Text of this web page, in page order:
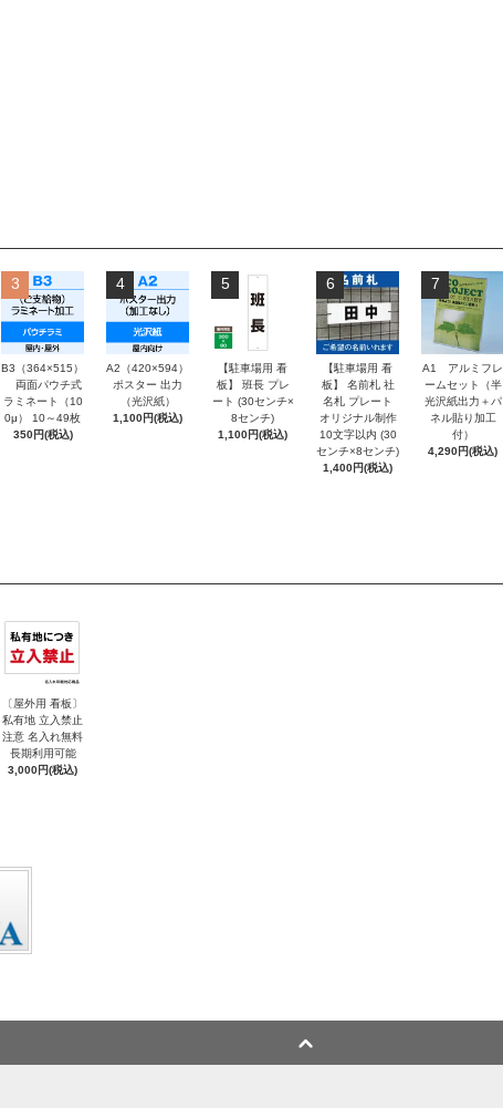
3
B3（364×515）
両面パウチ式
ラミネート（10
0μ） 10～49枚
350円(税込)
4
A2（420×594）
ポスター 出力
（光沢紙）
1,100円(税込)
5
【駐車場用 看
板】 班長 プレ
ート (30センチ×
8センチ)
1,100円(税込)
6
【駐車場用 看
板】 名前札 社
名札 プレート
オリジナル制作
10文字以内 (30
センチ×8センチ)
1,400円(税込)
7
A1 アルミフレ
ームセット（半
光沢紙出力＋パ
ネル貼り加工
付）
4,290円(税込)
〔屋外用 看板〕
私有地 立入禁止
注意 名入れ無料
長期利用可能
3,000円(税込)